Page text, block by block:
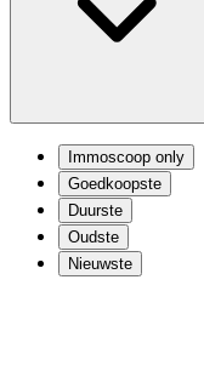
Immoscoop only
Goedkoopste
Duurste
Oudste
Nieuwste